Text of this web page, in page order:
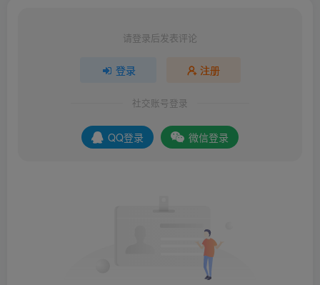
请登录后发表评论
登录 注册
社交账号登录
QQ登录 微信登录